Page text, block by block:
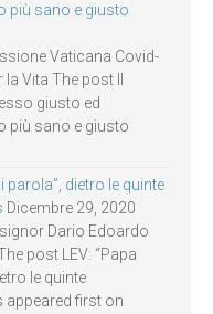
più sano e giusto
Vaticana Covid-
Vita The post Il
giusto ed
più sano e giusto
parola”, dietro le quinte
Dicembre 29, 2020
Dario Edoardo
post LEV: “Papa
le quinte
appeared first on